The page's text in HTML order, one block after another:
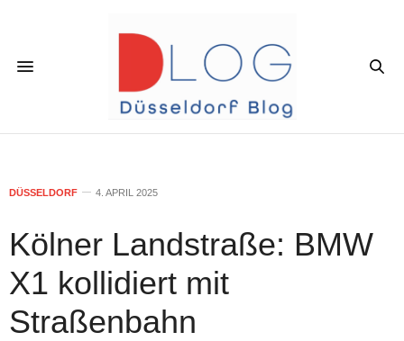
DÜSSELDORF 4. APRIL 2025
Kölner Landstraße: BMW
X1 kollidiert mit
Straßenbahn